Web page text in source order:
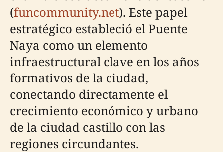
(funcommunity.net). Este papel
estratégico estableció el Puente
Naya como un elemento
infraestructural clave en los años
formativos de la ciudad,
conectando directamente el
crecimiento económico y urbano
de la ciudad castillo con las
regiones circundantes.